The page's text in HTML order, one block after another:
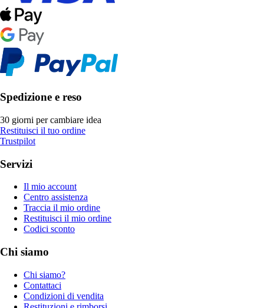
Spedizione e reso
30 giorni per cambiare idea
Restituisci il tuo ordine
Trustpilot
Servizi
Il mio account
Centro assistenza
Traccia il mio ordine
Restituisci il mio ordine
Codici sconto
Chi siamo
Chi siamo?
Contattaci
Condizioni di vendita